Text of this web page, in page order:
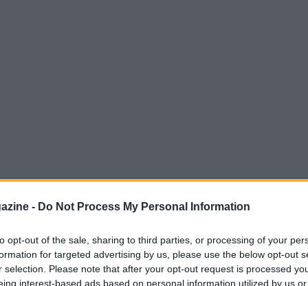
- Do Not Process My Personal Information
opt-out of the sale, sharing to third parties, or processing of your
for targeted advertising by us, please use the below opt-out
selection. Please note that after your opt-out request is processed
interest-based ads based on personal information utilized by us
come nuovo calciatore dell’Almería. L’ex